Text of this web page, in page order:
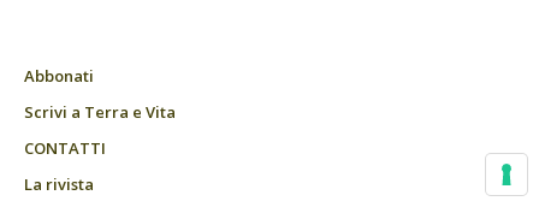
Abbonati
Scrivi a Terra e Vita
CONTATTI
La rivista